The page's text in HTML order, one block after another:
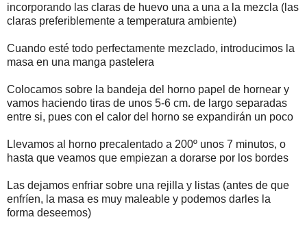
incorporando las claras de huevo una a una a la mezcla (las
claras preferiblemente a temperatura ambiente)
Cuando esté todo perfectamente mezclado, introducimos la
masa en una manga pastelera
Colocamos sobre la bandeja del horno papel de hornear y
vamos haciendo tiras de unos 5-6 cm. de largo separadas
entre si, pues con el calor del horno se expandirán un poco
Llevamos al horno precalentado a 200º unos 7 minutos, o
hasta que veamos que empiezan a dorarse por los bordes
Las dejamos enfriar sobre una rejilla y listas (antes de que
enfríen, la masa es muy maleable y podemos darles la
forma deseemos)